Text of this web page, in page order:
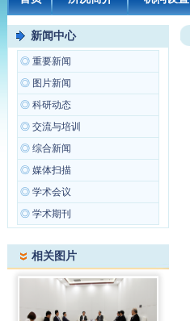
新闻中心
◎ 重要新闻
◎ 图片新闻
◎ 科研动态
◎ 交流与培训
◎ 综合新闻
◎ 媒体扫描
◎ 学术会议
◎ 学术期刊
相关图片